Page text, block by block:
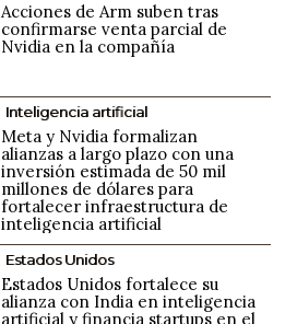
Acciones de Arm suben tras
confirmarse venta parcial de
Nvidia en la compañía
Inteligencia artificial
Meta y Nvidia formalizan
alianzas a largo plazo con una
inversión estimada de 50 mil
millones de dólares para
fortalecer infraestructura de
inteligencia artificial
Estados Unidos
Estados Unidos fortalece su
alianza con India en inteligencia
artificial y financia startups en el